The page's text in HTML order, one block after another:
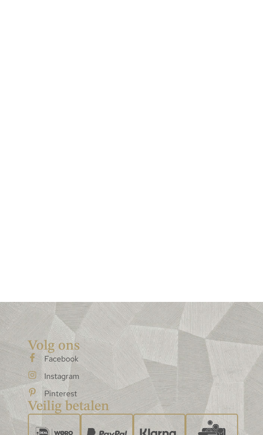
Volg ons
Facebook
Instagram
Pinterest
Veilig betalen